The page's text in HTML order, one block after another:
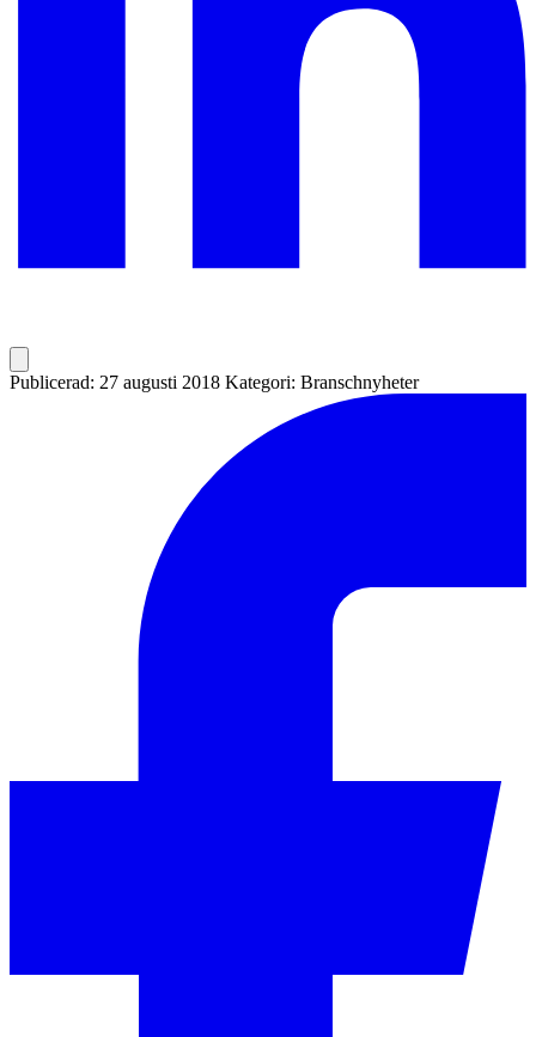
Publicerad: 27 augusti 2018 Kategori: Branschnyheter